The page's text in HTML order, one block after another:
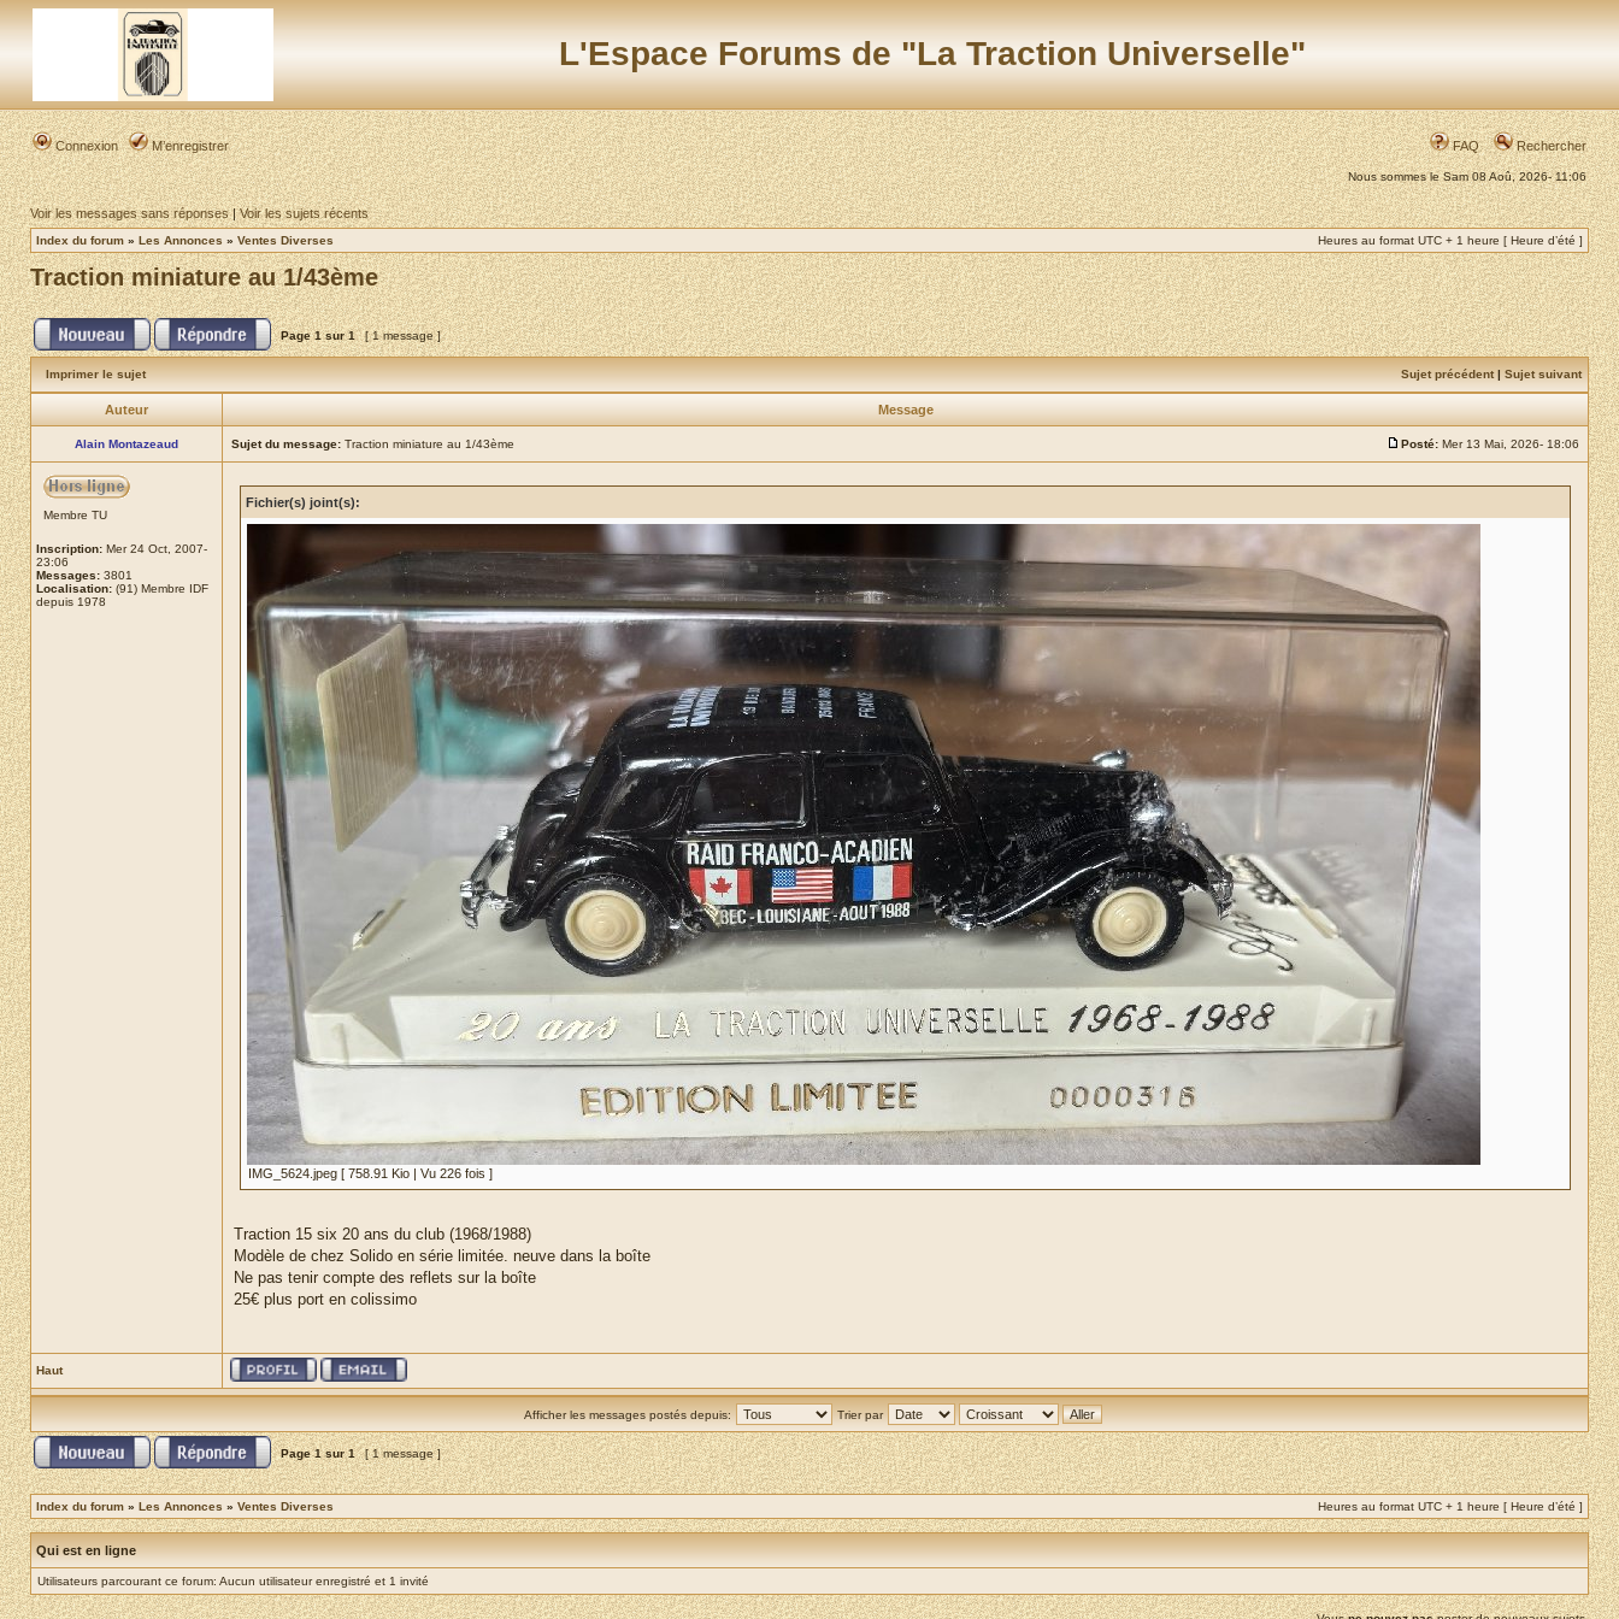
L'Espace Forums de "La Traction Universelle"
Connexion M’enregistrer FAQ Rechercher
Nous sommes le Sam 08 Aoû, 2026- 11:06
Voir les messages sans réponses|Voir les sujets récents
Index du forum » Les Annonces » Ventes Diverses Heures au format UTC + 1 heure [ Heure d’été ]
Traction miniature au 1/43ème
Page1sur1 [ 1 message ]
Imprimer le sujet Sujet précédent| Sujet suivant
Auteur Message
Alain Montazeaud Sujet du message: Traction miniature au 1/43ème Posté: Mer 13 Mai, 2026- 18:06
Membre TU
Inscription: Mer 24 Oct, 2007-
23:06
Messages: 3801
Localisation: (91) Membre IDF
depuis 1978
Fichier(s) joint(s):
IMG_5624.jpeg [ 758.91 Kio | Vu 226 fois ]
Traction 15 six 20 ans du club (1968/1988)
Modèle de chez Solido en série limitée. neuve dans la boîte
Ne pas tenir compte des reflets sur la boîte
25€ plus port en colissimo
Haut
Afficher les messages postés depuis: Trier par
Page1sur1 [ 1 message ]
Index du forum » Les Annonces » Ventes Diverses Heures au format UTC + 1 heure [ Heure d’été ]
Qui est en ligne
Utilisateurs parcourant ce forum: Aucun utilisateur enregistré et 1 invité